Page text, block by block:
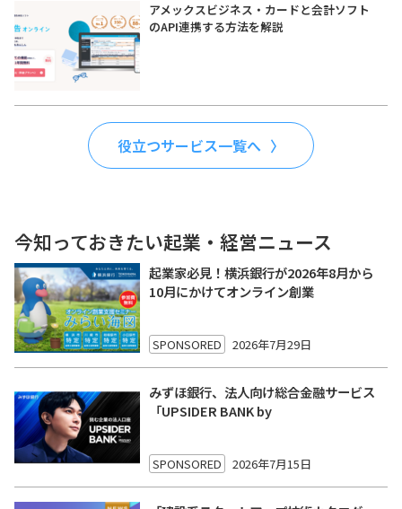
アメックスビジネス・カードと会計ソフト
のAPI連携する方法を解説
役立つサービス一覧へ
今知っておきたい起業・経営ニュース
起業家必見！横浜銀行が2026年8月から
10月にかけてオンライン創業
SPONSORED 2026年7月29日
みずほ銀行、法人向け総合金融サービス
「UPSIDER BANK by
SPONSORED 2026年7月15日